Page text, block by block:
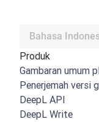
Bahasa
Produk
Gambaran umum
Penerjemah versi
DeepL API
DeepL Write